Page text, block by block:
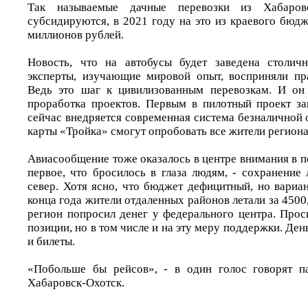
Так называемые дачные перевозки из
субсидируются, в 2021 году на это из краевого
миллионов рублей.
Новость, что на автобусы будет заведена
эксперты, изучающие мировой опыт, восприняли
Ведь это шаг к цивилизованным перевозкам. И он
проработка проектов. Первым в пилотный проект
сейчас внедряется современная система
карты «Тройка» смогут опробовать все жители
Авиасообщение тоже оказалось в центре внимания в
первое, что бросилось в глаза людям, - сохранение
север. Хотя ясно, что бюджет дефицитный, но
конца года жители отдаленных районов летали за
регион попросил денег у федерального центра.
позиции, но в том числе и на эту меру поддержки.
и билеты.
«Побольше бы рейсов», - в один голос говорят
Хабаровск-Охотск.